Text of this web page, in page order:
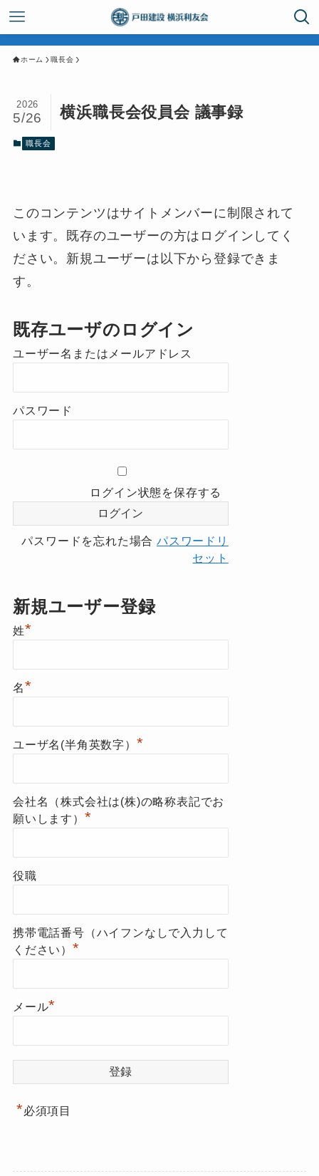
ホーム 職長会
横浜職長会役員会 議事録
2026
5/26
職長会
このコンテンツはサイトメンバーに制限されて
います。既存のユーザーの方はログインしてく
ださい。新規ユーザーは以下から登録できま
す。
既存ユーザのログイン
ユーザー名またはメールアドレス
パスワード
ログイン状態を保存する
パスワードを忘れた場合パスワードリ
セット
新規ユーザー登録
姓*
名*
ユーザ名(半角英数字） *
会社名（株式会社は(株)の略称表記でお
願いします） *
役職
携帯電話番号（ハイフンなしで入力して
ください） *
メール*
*必須項目